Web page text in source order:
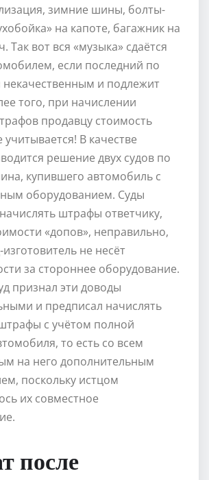
зимние шины, болты-
на капоте, багажник на
Так вот вся «музыка» сдаётся
если последний по
некачественным и подлежит
того, при начислении
продавцу стоимость
В качестве
решение двух судов по
купившего автомобиль с
оборудованием. Суды
штрафы ответчику,
«допов», неправильно,
изготовитель не несёт
за стороннее оборудование.
признал эти доводы
и предписал начислять
с учётом полной
то есть со всем
на него дополнительным
поскольку истцом
их совместное
после